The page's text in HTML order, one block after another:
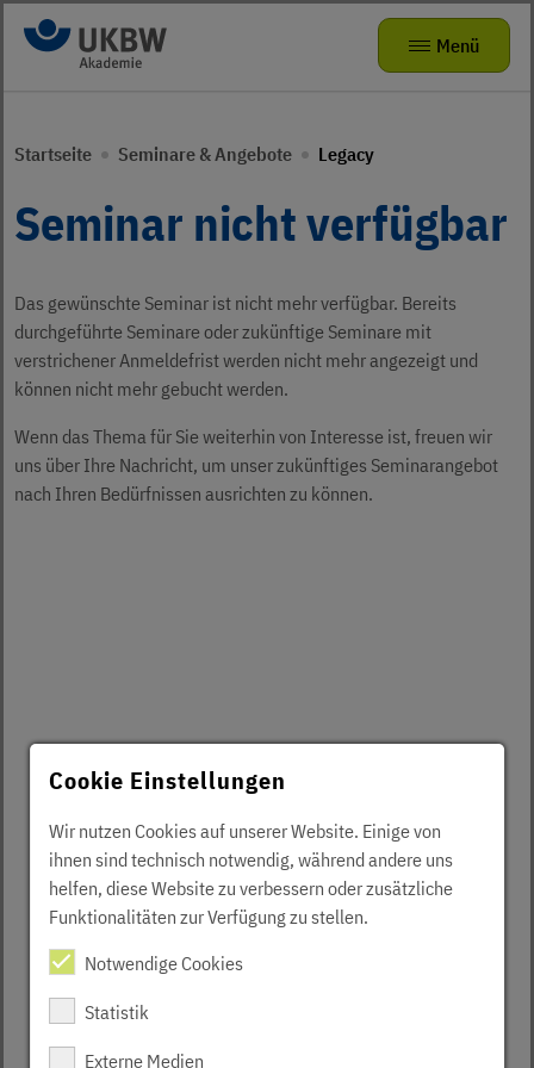
Zur Navigation
Zum Hauptinhalt
Das kleine Zebra
Radhelden at School
Verkehrsparcours für KIDS
Präventionstheater
Kamishibai
Risikodrom Straßenunterhaltungsdienst
Über uns
Die Akademie
Seminarvorschlag
Karriere
Jobs
ukbw.de
leichte Sprache
Menü
Startseite Seminare & Angebote Legacy
Seminar nicht verfügbar
Das gewünschte Seminar ist nicht mehr verfügbar. Bereits
durchgeführte Seminare oder zukünftige Seminare mit
verstrichener Anmeldefrist werden nicht mehr angezeigt und
können nicht mehr gebucht werden.
Wenn das Thema für Sie weiterhin von Interesse ist, freuen wir
uns über Ihre Nachricht, um unser zukünftiges Seminarangebot
nach Ihren Bedürfnissen ausrichten zu können.
Cookie Einstellungen
Wir nutzen Cookies auf unserer Website. Einige von
ihnen sind technisch notwendig, während andere uns
helfen, diese Website zu verbessern oder zusätzliche
Funktionalitäten zur Verfügung zu stellen.
Notwendige Cookies
Statistik
Externe Medien